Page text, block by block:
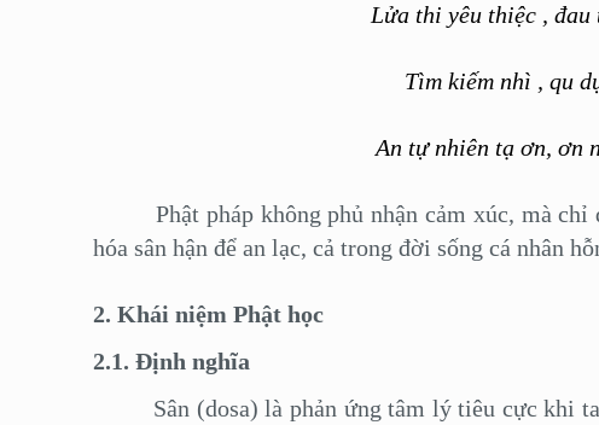
Lửa thi yêu thiệc , đau
Tìm kiếm nhì , qu
An tự nhiên tạ ơn, ơn
Phật pháp không phủ nhận cảm xúc, mà chỉ
hóa sân hận để an lạc, cả trong đời sống cá nhân
2. Khái niệm Phật học
2.1. Định nghĩa
Sân (dosa) là phản ứng tâm lý tiêu cực khi ta